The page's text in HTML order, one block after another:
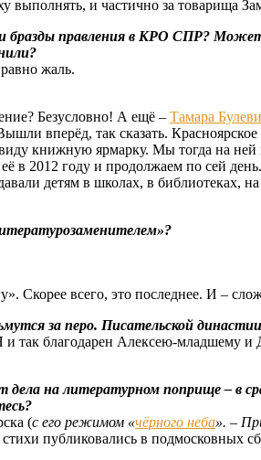
выполнять, и частично за товарища
бразды правления в КРО СПР?
жаль.
Безусловно! А ещё – Тамара
вперёд, так сказать. Красноярское
книжную ярмарку. Мы тогда на
2012 году и продолжаем по сей
детям в школах, в библиотеках,
Скорее всего, это последнее. И –
за перо. Писательской
и так благодарен Алексею-
дела на литературном поприще – в
(с его режимом «чёрного неба». –
публиковались в подмосковных